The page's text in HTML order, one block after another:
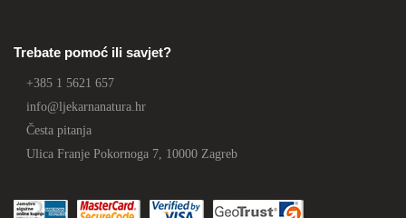
Trebate pomoć ili savjet?
+385 1 5621 657
info@ljekarnanatura.hr
Česta pitanja
Ulica Franje Pokornoga 7, 10000 Zagreb